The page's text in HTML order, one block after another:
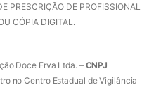
PRESCRIÇÃO DE PROFISSIONAL
CÓPIA DIGITAL.
Doce Erva Ltda. – CNPJ
no Centro Estadual de Vigilância